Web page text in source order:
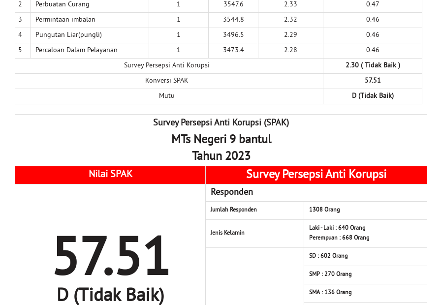
2
Perbuatan Curang 1 3547.6 2.33
0.47
3
Permintaan imbalan 1 3544.8 2.32
0.46
4
Pungutan Liar(pungli) 1 3496.5 2.29
0.46
5
Percaloan Dalam Pelayanan 1 3473.4 2.28
0.46
Survey Persepsi Anti Korupsi
2.30 ( Tidak Baik )
Konversi SPAK
57.51
Mutu
D (Tidak Baik)
Survey Persepsi Anti Korupsi (SPAK)
MTs Negeri 9 bantul
Tahun 2023
Nilai SPAK Survey Persepsi Anti Korupsi
57.51
D (Tidak Baik)
Responden
Jumlah Responden 1308 Orang
Jenis Kelamin
Laki - Laki : 640 Orang
Perempuan : 668 Orang
SD : 602 Orang
SMP : 270 Orang
SMA : 136 Orang